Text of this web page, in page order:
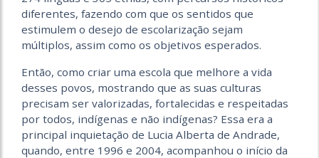
diferentes, fazendo com que os sentidos que
estimulem o desejo de escolarização sejam
múltiplos, assim como os objetivos esperados.
Então, como criar uma escola que melhore a vida
desses povos, mostrando que as suas culturas
precisam ser valorizadas, fortalecidas e respeitadas
por todos, indígenas e não indígenas? Essa era a
principal inquietação de Lucia Alberta de Andrade,
quando, entre 1996 e 2004, acompanhou o início da